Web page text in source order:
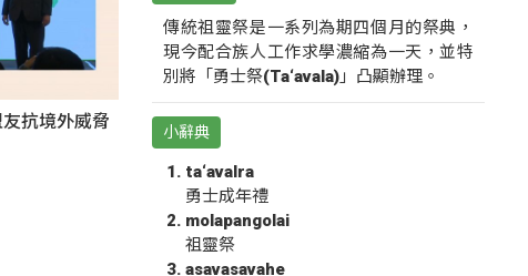
抗境外威脅
傳統祖靈祭是一系列為期四個月的祭典，
現今配合族人工作求學濃縮為一天，並特
別將「勇士祭(Ta‘avala)」凸顯辦理。
小辭典
ta‘avalra
勇士成年禮
molapangolai
祖靈祭
asavasavahe